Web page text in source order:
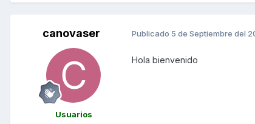
canovaser
Usuarios
Publicado 5 de Septiembre del
Hola bienvenido